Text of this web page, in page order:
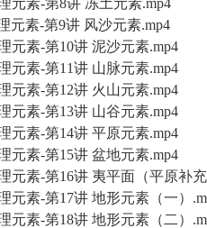
素-第8讲 冻土元素.mp4
素-第9讲 风沙元素.mp4
素-第10讲 泥沙元素.mp4
素-第11讲 山脉元素.mp4
素-第12讲 火山元素.mp4
素-第13讲 山谷元素.mp4
素-第14讲 平原元素.mp4
素-第15讲 盆地元素.mp4
素-第16讲 夷平面（平原补充
素-第17讲 地形元素（一）
素-第18讲 地形元素（二）